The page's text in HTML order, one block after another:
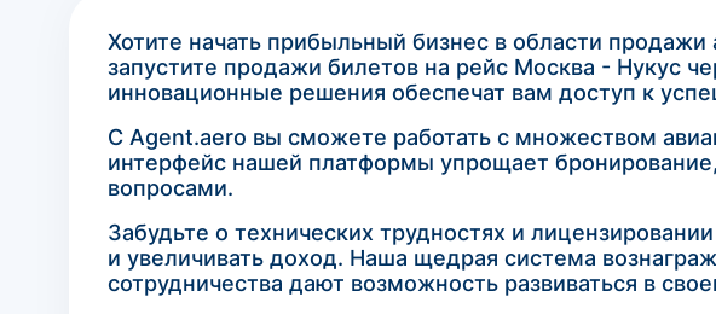
Хотите начать прибыльный бизнес в области
запустите продажи билетов на рейс Москва - Нукус
инновационные решения обеспечат вам доступ к
С Agent.aero вы сможете работать с множеством
интерфейс нашей платформы упрощает
вопросами.
Забудьте о технических трудностях и
и увеличивать доход. Наша щедрая система
сотрудничества дают возможность развиваться в